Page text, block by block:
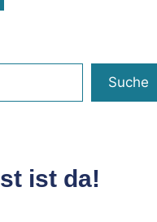
Suche
ist da!